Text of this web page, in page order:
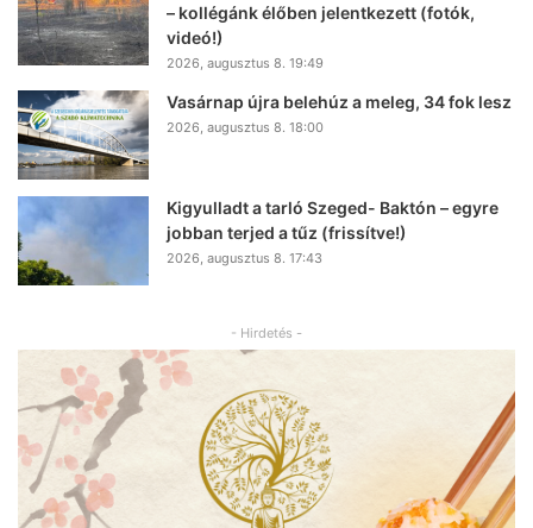
– kollégánk élőben jelentkezett (fotók,
videó!)
2026, augusztus 8. 19:49
Vasárnap újra belehúz a meleg, 34 fok lesz
2026, augusztus 8. 18:00
Kigyulladt a tarló Szeged- Baktón – egyre
jobban terjed a tűz (frissítve!)
2026, augusztus 8. 17:43
- Hirdetés -